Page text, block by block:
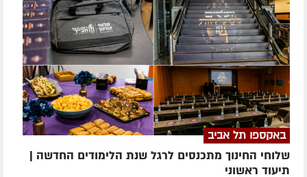
באקספו תל אביב
שלוחי החינוך מתכנסים לרגל שנת הלימודים החדשה |
תיעוד ראשוני